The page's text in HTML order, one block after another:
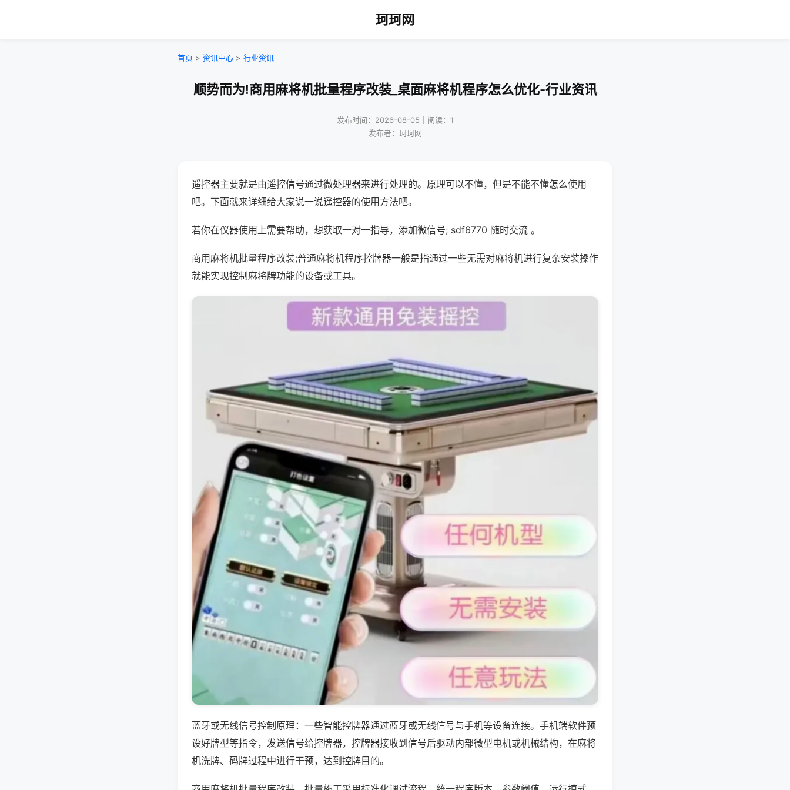
珂珂网
首页 > 资讯中心 > 行业资讯
顺势而为!商用麻将机批量程序改装_桌面麻将机程序怎么优化-行业资讯
发布时间：2026-08-05｜阅读：1
发布者：珂珂网
遥控器主要就是由遥控信号通过微处理器来进行处理的。原理可以不懂，但是不能不懂怎么使用
吧。下面就来详细给大家说一说遥控器的使用方法吧。
若你在仪器使用上需要帮助，想获取一对一指导，添加微信号; sdf6770 随时交流 。
商用麻将机批量程序改装;普通麻将机程序控牌器一般是指通过一些无需对麻将机进行复杂安装操作
就能实现控制麻将牌功能的设备或工具。
蓝牙或无线信号控制原理：一些智能控牌器通过蓝牙或无线信号与手机等设备连接。手机端软件预
设好牌型等指令，发送信号给控牌器，控牌器接收到信号后驱动内部微型电机或机械结构，在麻将
机洗牌、码牌过程中进行干预，达到控牌目的。